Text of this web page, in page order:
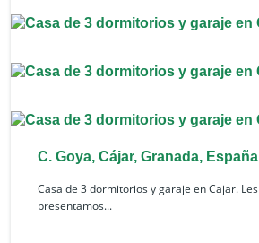
C. Goya, Cájar, Granada, España
Casa de 3 dormitorios y garaje en Cajar. Les
presentamos...